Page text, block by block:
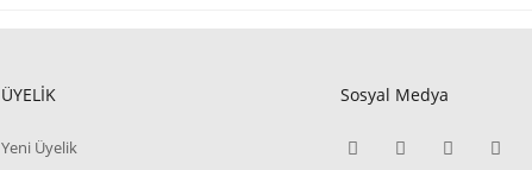
ÜYELİK
Yeni Üyelik
Sosyal Medya